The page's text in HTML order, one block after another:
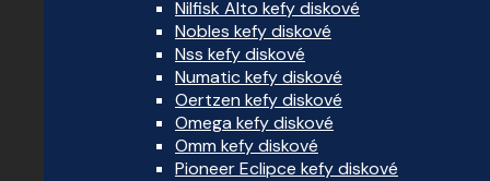
Nilfisk Alto kefy diskové
Nobles kefy diskové
Nss kefy diskové
Numatic kefy diskové
Oertzen kefy diskové
Omega kefy diskové
Omm kefy diskové
Pioneer Eclipce kefy diskové